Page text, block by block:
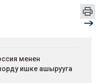
менен
ишке ашырууга